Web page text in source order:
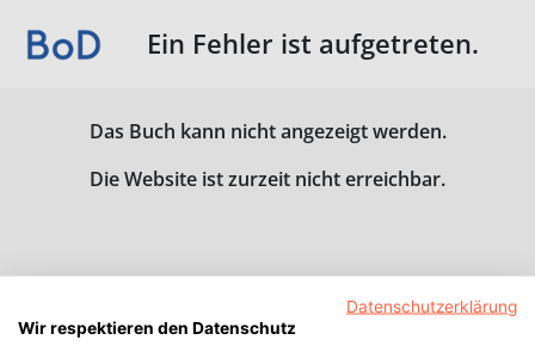
Ein Fehler ist aufgetreten.
Das Buch kann nicht angezeigt werden.
Die Website ist zurzeit nicht erreichbar.
Datenschutzerklärung
Wir respektieren den Datenschutz